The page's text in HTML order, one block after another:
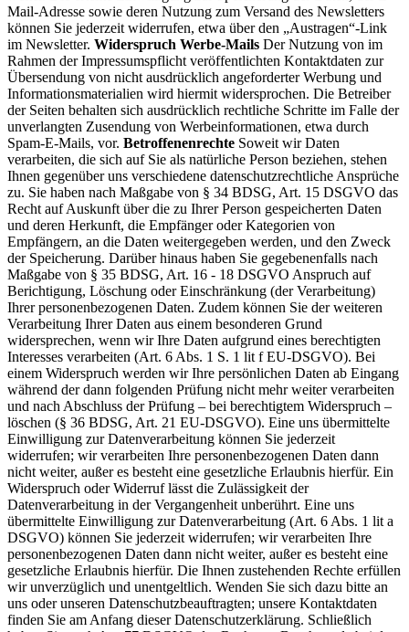
Mail-Adresse sowie deren Nutzung zum Versand des Newsletters
können Sie jederzeit widerrufen, etwa über den „Austragen“-Link
im Newsletter. Widerspruch Werbe-Mails Der Nutzung von im
Rahmen der Impressumspflicht veröffentlichten Kontaktdaten zur
Übersendung von nicht ausdrücklich angeforderter Werbung und
Informationsmaterialien wird hiermit widersprochen. Die Betreiber
der Seiten behalten sich ausdrücklich rechtliche Schritte im Falle der
unverlangten Zusendung von Werbeinformationen, etwa durch
Spam-E-Mails, vor. Betroffenenrechte Soweit wir Daten
verarbeiten, die sich auf Sie als natürliche Person beziehen, stehen
Ihnen gegenüber uns verschiedene datenschutzrechtliche Ansprüche
zu. Sie haben nach Maßgabe von § 34 BDSG, Art. 15 DSGVO das
Recht auf Auskunft über die zu Ihrer Person gespeicherten Daten
und deren Herkunft, die Empfänger oder Kategorien von
Empfängern, an die Daten weitergegeben werden, und den Zweck
der Speicherung. Darüber hinaus haben Sie gegebenenfalls nach
Maßgabe von § 35 BDSG, Art. 16 - 18 DSGVO Anspruch auf
Berichtigung, Löschung oder Einschränkung (der Verarbeitung)
Ihrer personenbezogenen Daten. Zudem können Sie der weiteren
Verarbeitung Ihrer Daten aus einem besonderen Grund
widersprechen, wenn wir Ihre Daten aufgrund eines berechtigten
Interesses verarbeiten (Art. 6 Abs. 1 S. 1 lit f EU-DSGVO). Bei
einem Widerspruch werden wir Ihre persönlichen Daten ab Eingang
während der dann folgenden Prüfung nicht mehr weiter verarbeiten
und nach Abschluss der Prüfung – bei berechtigtem Widerspruch –
löschen (§ 36 BDSG, Art. 21 EU-DSGVO). Eine uns übermittelte
Einwilligung zur Datenverarbeitung können Sie jederzeit
widerrufen; wir verarbeiten Ihre personenbezogenen Daten dann
nicht weiter, außer es besteht eine gesetzliche Erlaubnis hierfür. Ein
Widerspruch oder Widerruf lässt die Zulässigkeit der
Datenverarbeitung in der Vergangenheit unberührt. Eine uns
übermittelte Einwilligung zur Datenverarbeitung (Art. 6 Abs. 1 lit a
DSGVO) können Sie jederzeit widerrufen; wir verarbeiten Ihre
personenbezogenen Daten dann nicht weiter, außer es besteht eine
gesetzliche Erlaubnis hierfür. Die Ihnen zustehenden Rechte erfüllen
wir unverzüglich und unentgeltlich. Wenden Sie sich dazu bitte an
uns oder unseren Datenschutzbeauftragten; unsere Kontaktdaten
finden Sie am Anfang dieser Datenschutzerklärung. Schließlich